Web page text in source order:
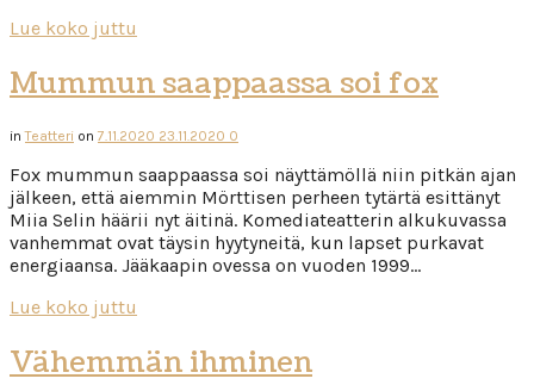
Lue koko juttu
Mummun saappaassa soi fox
inTeatteri on 7.11.2020 23.11.2020 0
Fox mummun saappaassa soi näyttämöllä niin pitkän ajan
jälkeen, että aiemmin Mörttisen perheen tytärtä esittänyt
Miia Selin häärii nyt äitinä. Komediateatterin alkukuvassa
vanhemmat ovat täysin hyytyneitä, kun lapset purkavat
energiaansa. Jääkaapin ovessa on vuoden 1999…
Lue koko juttu
Vähemmän ihminen